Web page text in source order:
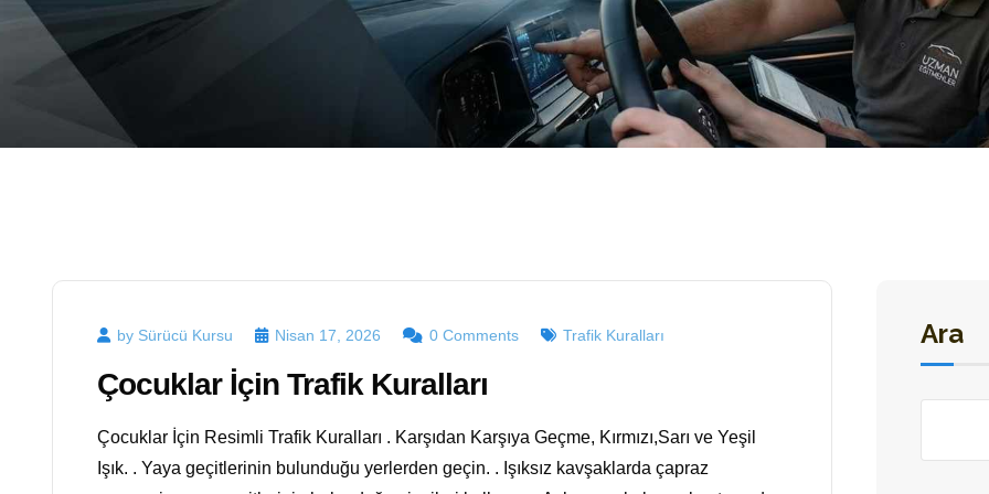
İyi
Ehliyet
Dersi
by Sürücü Kursu Nisan 17, 2026 0 Comments Trafik Kuralları
Çocuklar İçin Trafik Kuralları
Çocuklar İçin Resimli Trafik Kuralları . Karşıdan Karşıya Geçme, Kırmızı,Sarı ve Yeşil
Işık. . Yaya geçitlerinin bulunduğu yerlerden geçin. . Işıksız kavşaklarda çapraz
Ara